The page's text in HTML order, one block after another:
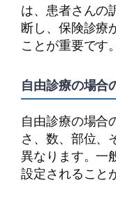
は、患者さんの
断し、保険診療
ことが重要です。
自由診療の場合
自由診療の場合
さ、数、部位、
異なります。一
設定されること